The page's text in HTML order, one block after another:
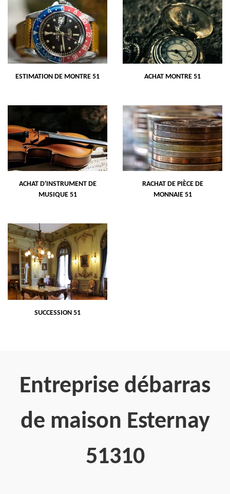
ESTIMATION DE MONTRE 51 ACHAT MONTRE 51
ACHAT D'INSTRUMENT DE
MUSIQUE 51
RACHAT DE PIÈCE DE
MONNAIE 51
SUCCESSION 51
Entreprise débarras
de maison Esternay
51310